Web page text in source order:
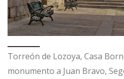
Torreón de Lozoya, Casa
monumento a Juan Bravo,